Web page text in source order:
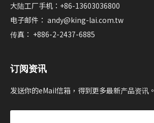
大陆工厂手机：+86-13603036800
电子邮件： andy@king-lai.com.tw
传真： +886-2-2437-6885
订阅资讯
发送你的eMail信箱，得到更多最新产品资讯。